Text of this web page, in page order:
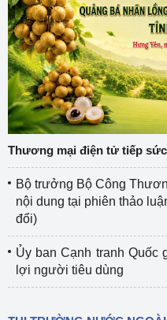
Thương mại điện tử tiếp
Bộ trưởng Bộ Công
nội dung tại phiên thảo
đổi)
Ủy ban Cạnh tranh Quốc
lợi người tiêu dùng